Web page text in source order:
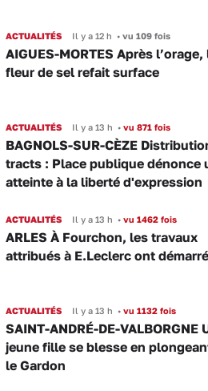
ACTUALITÉS Il y a 12 h •vu 109 fois
AIGUES-MORTES Après l’orage,
fleur de sel refait surface
ACTUALITÉS Il y a 13 h •vu 871 fois
BAGNOLS-SUR-CÈZE
tracts : Place publique dénonce
atteinte à la liberté d'expression
ACTUALITÉS Il y a 13 h •vu 1462 fois
ARLES À Fourchon, les travaux
attribués à E.Leclerc ont démarré
ACTUALITÉS Il y a 13 h •vu 1132 fois
SAINT-ANDRÉ-DE-VALBORGNE
jeune fille se blesse en
le Gardon